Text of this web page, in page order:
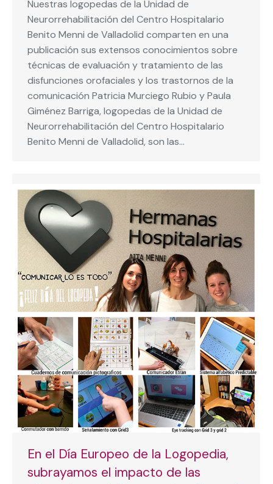
Nuestras logopedas de la Unidad de
Neurorrehabilitación del Centro Hospitalario
Benito Menni de Valladolid comparten en una
publicación sus extensos conocimientos sobre
técnicas de evaluación y tratamiento de las
disfunciones orofaciales y los trastornos de la
comunicación Patricia Murciego Rubio y Paula
Giménez Barriga, logopedas de la Unidad de
Neurorrehabilitación del Centro Hospitalario
Benito Menni de Valladolid, son las…
En el Día Europeo de la Logopedia,
subrayamos el impacto de las